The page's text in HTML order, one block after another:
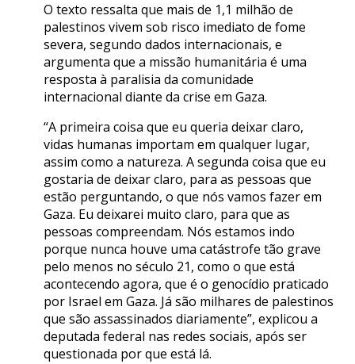
O texto ressalta que mais de 1,1 milhão de
palestinos vivem sob risco imediato de fome
severa, segundo dados internacionais, e
argumenta que a missão humanitária é uma
resposta à paralisia da comunidade
internacional diante da crise em Gaza.
“A primeira coisa que eu queria deixar claro,
vidas humanas importam em qualquer lugar,
assim como a natureza. A segunda coisa que eu
gostaria de deixar claro, para as pessoas que
estão perguntando, o que nós vamos fazer em
Gaza. Eu deixarei muito claro, para que as
pessoas compreendam. Nós estamos indo
porque nunca houve uma catástrofe tão grave
pelo menos no século 21, como o que está
acontecendo agora, que é o genocídio praticado
por Israel em Gaza. Já são milhares de palestinos
que são assassinados diariamente”, explicou a
deputada federal nas redes sociais, após ser
questionada por que está lá.